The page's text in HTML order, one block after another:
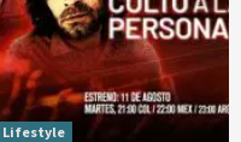
Lifestyle